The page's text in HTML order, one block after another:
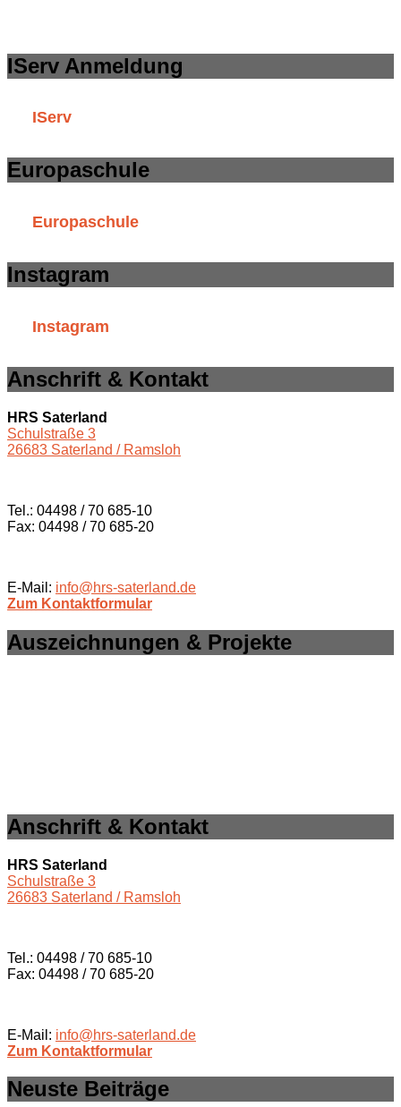
IServ Anmeldung
IServ
Europaschule
Europaschule
Instagram
Instagram
Anschrift & Kontakt
HRS Saterland
Schulstraße 3
26683 Saterland / Ramsloh
Tel.: 04498 / 70 685-10
Fax: 04498 / 70 685-20
E-Mail: info@hrs-saterland.de
Zum Kontaktformular
Auszeichnungen & Projekte
Anschrift & Kontakt
HRS Saterland
Schulstraße 3
26683 Saterland / Ramsloh
Tel.: 04498 / 70 685-10
Fax: 04498 / 70 685-20
E-Mail: info@hrs-saterland.de
Zum Kontaktformular
Neuste Beiträge